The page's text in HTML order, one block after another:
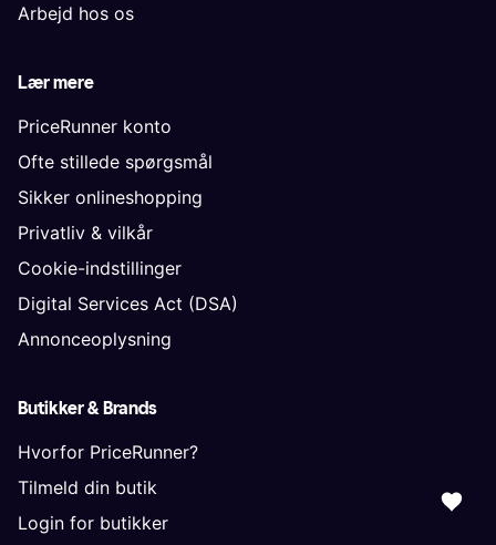
Arbejd hos os
Lær mere
PriceRunner konto
Ofte stillede spørgsmål
Sikker onlineshopping
Privatliv & vilkår
Cookie-indstillinger
Digital Services Act (DSA)
Annonceoplysning
Butikker & Brands
Hvorfor PriceRunner?
Tilmeld din butik
Login for butikker